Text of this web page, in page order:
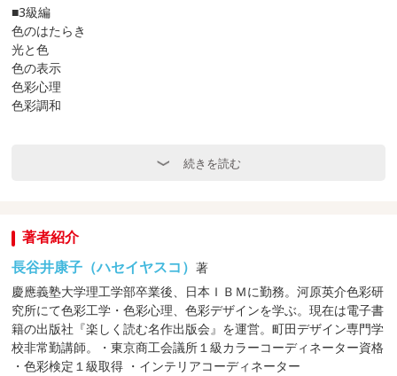
■3級編
色のはたらき
光と色
色の表示
色彩心理
色彩調和
光と色
色彩心理
色彩調和
配色イメージ
ビジュアルデザイン
ファッション
インテリア
続きを読む
著者紹介
長谷井康子（ハセイヤスコ）著
慶應義塾大学理工学部卒業後、日本ＩＢＭに勤務。河原英介色彩研
究所にて色彩工学・色彩心理、色彩デザインを学ぶ。現在は電子書
籍の出版社『楽しく読む名作出版会』を運営。町田デザイン専門学
校非常勤講師。・東京商工会議所１級カラーコーディネーター資格
・色彩検定１級取得 ・インテリアコーディネーター